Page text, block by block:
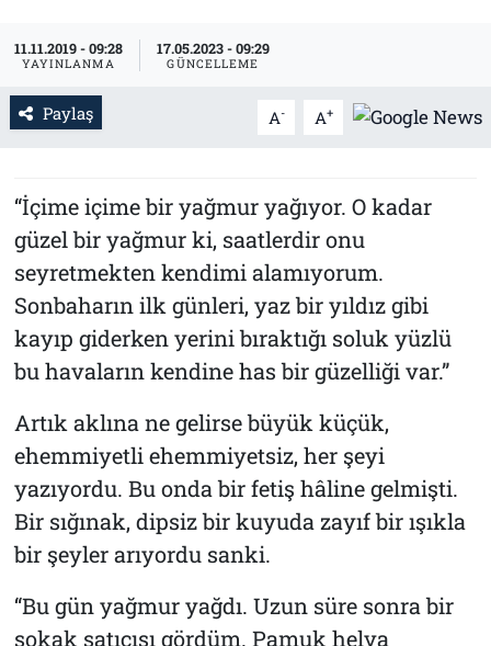
11.11.2019 - 09:28
YAYINLANMA
17.05.2023 - 09:29
GÜNCELLEME
Paylaş A- A+
“İçime içime bir yağmur yağıyor. O kadar
güzel bir yağmur ki, saatlerdir onu
seyretmekten kendimi alamıyorum.
Sonbaharın ilk günleri, yaz bir yıldız gibi
kayıp giderken yerini bıraktığı soluk yüzlü
bu havaların kendine has bir güzelliği var.”
Artık aklına ne gelirse büyük küçük,
ehemmiyetli ehemmiyetsiz, her şeyi
yazıyordu. Bu onda bir fetiş hâline gelmişti.
Bir sığınak, dipsiz bir kuyuda zayıf bir ışıkla
bir şeyler arıyordu sanki.
“Bu gün yağmur yağdı. Uzun süre sonra bir
sokak satıcısı gördüm. Pamuk helva
Tarih
İletişim
Künye